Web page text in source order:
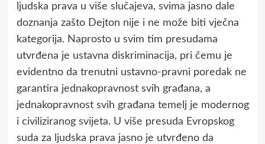
ljudska prava u više slučajeva, svima jasno dale
doznanja zašto Dejton nije i ne može biti vječna
kategorija. Naprosto u svim tim presudama
utvrđena je ustavna diskriminacija, pri čemu je
evidentno da trenutni ustavno-pravni poredak ne
garantira jednakopravnost svih građana, a
jednakopravnost svih građana temelj je modernog
i civiliziranog svijeta. U više presuda Evropskog
suda za ljudska prava jasno je utvrđeno da